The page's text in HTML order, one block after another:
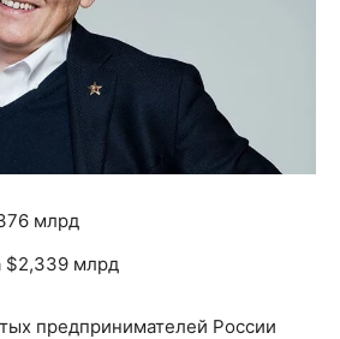
млрд
$2,339 млрд
предпринимателей России